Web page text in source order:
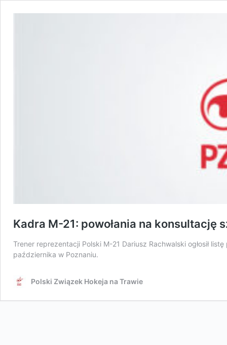
Kadra M-21: powołania na konsultację
Trener reprezentacji Polski M-21 Dariusz Rachwalski ogłosił
października w Poznaniu.
Polski Związek Hokeja na Trawie